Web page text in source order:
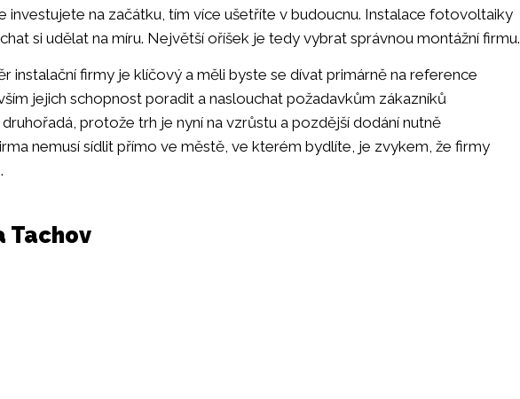
investujete na začátku, tím více ušetříte v budoucnu. Instalace fotovoltaiky
si udělat na míru. Největší oříšek je tedy vybrat správnou montážní firmu.
instalační firmy je klíčový a měli byste se dívat primárně na reference
jejich schopnost poradit a naslouchat požadavkům zákazníků
protože trh je nyní na vzrůstu a pozdější dodání nutně
nemusí sídlit přímo ve městě, ve kterém bydlíte, je zvykem, že firmy
Tachov